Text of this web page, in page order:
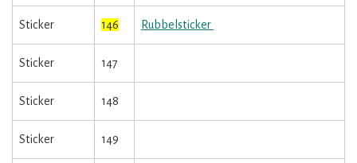
Sticker 146 Rubbelsticker
Sticker 147
Sticker 148
Sticker 149